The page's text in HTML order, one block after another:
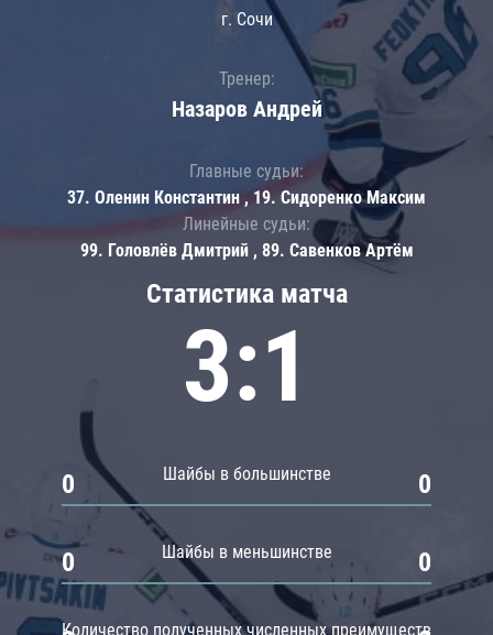
Статистика матча
3:1
Шайбы в большинстве
0 0
Шайбы в меньшинстве
0 0
Количество полученных численных преимуществ
г. Сочи
Тренер:
Назаров Андрей
Главные судьи:
37. Оленин Константин , 19. Сидоренко Максим
Линейные судьи:
99. Головлёв Дмитрий , 89. Савенков Артём